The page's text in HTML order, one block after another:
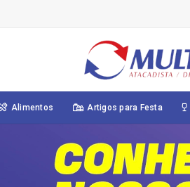
Alimentos Artigos para Festa